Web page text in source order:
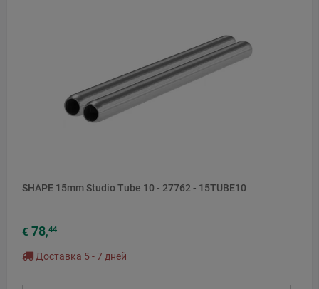
SHAPE 15mm Studio Tube 10 - 27762 - 15TUBE10
€ 78,44
Доставка 5 - 7 дней